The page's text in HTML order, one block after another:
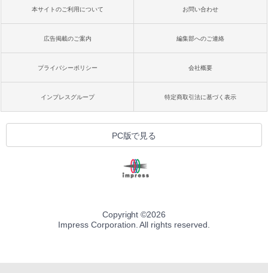
本サイトのご利用について お問い合わせ
広告掲載のご案内 編集部へのご連絡
プライバシーポリシー 会社概要
インプレスグループ 特定商取引法に基づく表示
PC版で見る
Copyright ©2026
Impress Corporation. All rights reserved.